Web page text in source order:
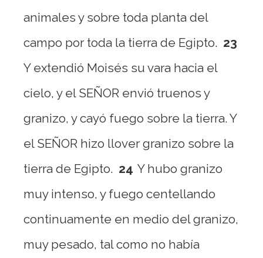
animales y sobre toda planta del
campo por toda la tierra de Egipto. 23
Y extendió Moisés su vara hacia el
cielo, y el SEÑOR envió truenos y
granizo, y cayó fuego sobre la tierra. Y
el SEÑOR hizo llover granizo sobre la
tierra de Egipto. 24 Y hubo granizo
muy intenso, y fuego centellando
continuamente en medio del granizo,
muy pesado, tal como no había